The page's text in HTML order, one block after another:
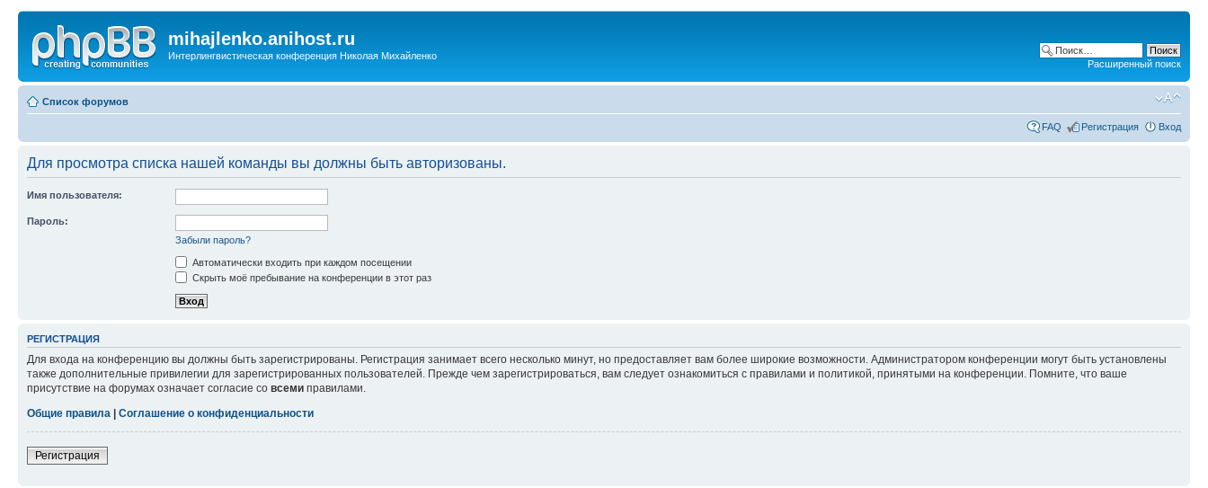
mihajlenko.anihost.ru
Интерлингвистическая конференция Николая Михайленко
Расширенный поиск
Список форумов
FAQ Регистрация Вход
Для просмотра списка нашей команды вы должны быть авторизованы.
Имя пользователя:
Пароль:
Забыли пароль?
Автоматически входить при каждом посещении
Скрыть моё пребывание на конференции в этот раз
РЕГИСТРАЦИЯ
Для входа на конференцию вы должны быть зарегистрированы. Регистрация занимает всего несколько минут, но предоставляет вам более широкие возможности. Администратором конференции могут быть установлены
также дополнительные привилегии для зарегистрированных пользователей. Прежде чем зарегистрироваться, вам следует ознакомиться с правилами и политикой, принятыми на конференции. Помните, что ваше
присутствие на форумах означает согласие со всеми правилами.
Общие правила
Соглашение о конфиденциальности
Регистрация